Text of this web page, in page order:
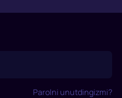
Parolni unutdingizmi?